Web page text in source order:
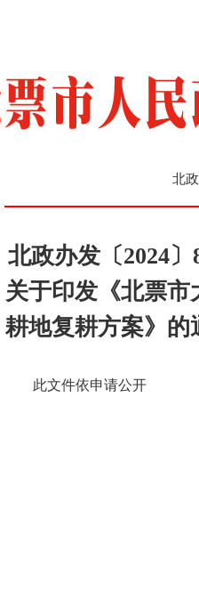
北
北政办发〔2024
关于印发《北票
耕地复耕方案》的
此文件依申请公开